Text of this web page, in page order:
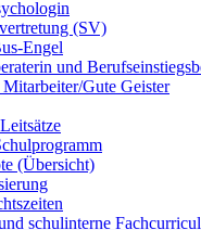
(SV)
Engel
und
Mitarbeiter/Gute Geister
(Übersicht)
schulinterne